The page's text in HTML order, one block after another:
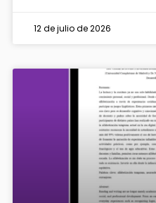
12 de julio de 2026